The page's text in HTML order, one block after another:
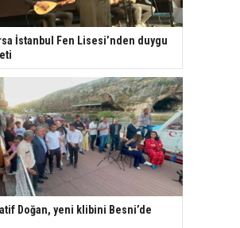
İstanbul Fen Lisesi’nden duygu
Doğan, yeni klibini Besni’de